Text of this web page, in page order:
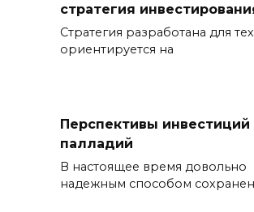
стратегия
Стратегия разработана для
ориентируется на
Перспективы инвестиций
палладий
В настоящее время довольно
надежным способом